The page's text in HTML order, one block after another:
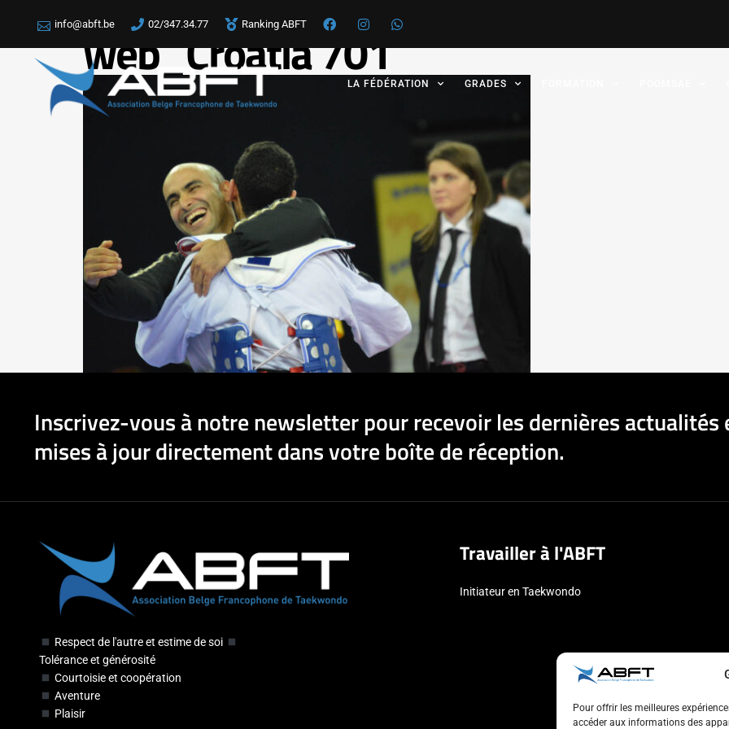
Pour offrir les meilleures
accéder aux informations des
info@abft.be 02/347.34.77 Ranking ABFT
LA FÉDÉRATION GRADES
web_Croatia 701
Inscrivez-vous à notre newsletter pour recevoir les dernières actualités
mises à jour directement dans votre boîte de réception.
Respect de l'autre et estime de soi
Tolérance et générosité
Courtoisie et coopération
Aventure
Plaisir
Travailler à l'ABFT
Initiateur en Taekwondo